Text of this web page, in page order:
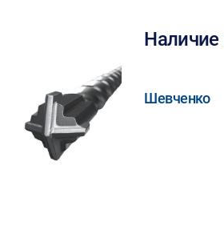
Наличие
Шевченко